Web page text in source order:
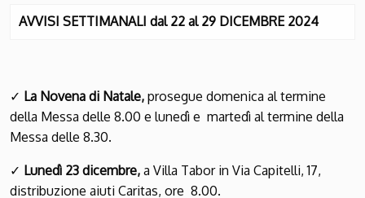
AVVISI SETTIMANALI dal 22 al 29 DICEMBRE 2024
✓ La Novena di Natale, prosegue domenica al termine
della Messa delle 8.00 e lunedì e martedì al termine della
Messa delle 8.30.
✓ Lunedì 23 dicembre, a Villa Tabor in Via Capitelli, 17,
distribuzione aiuti Caritas, ore 8.00.